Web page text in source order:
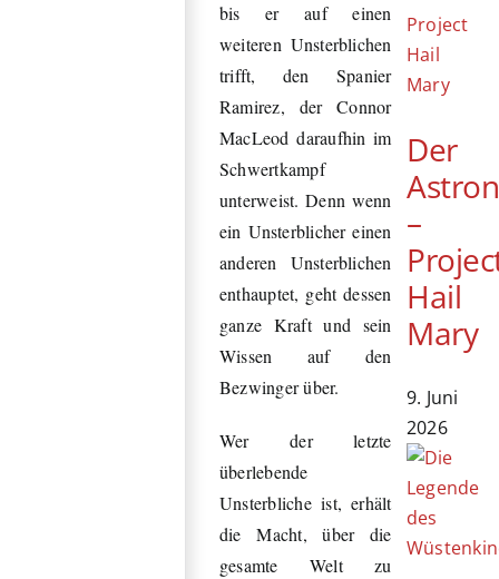
bis er auf einen
weiteren Unsterblichen
trifft, den Spanier
Ramirez, der Connor
MacLeod daraufhin im
Schwertkampf
unterweist. Denn wenn
ein Unsterblicher einen
anderen Unsterblichen
enthauptet, geht dessen
ganze Kraft und sein
Wissen auf den
Bezwinger über.
Wer der letzte
überlebende
Unsterbliche ist, erhält
die Macht, über die
gesamte Welt zu
Der
–
Hail
Mary
9. Juni
2026